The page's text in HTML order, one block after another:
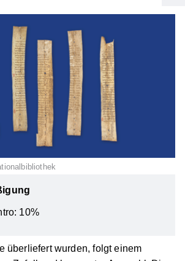
10%
überliefert wurden, folgt einem